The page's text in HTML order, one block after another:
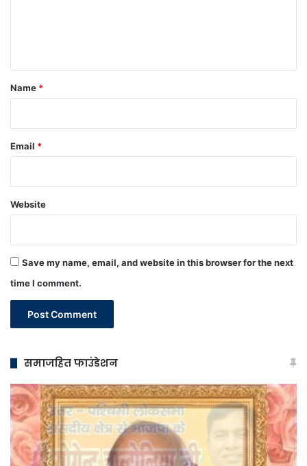
*
Name *
Email *
Website
Save my name, email, and website in this browser for the next
time I comment.
समाजहित फाउंडेशन